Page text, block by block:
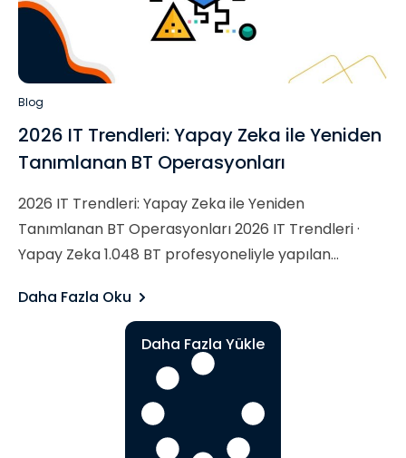
Blog
2026 IT Trendleri: Yapay Zeka ile Yeniden
Tanımlanan BT Operasyonları​
2026 IT Trendleri: Yapay Zeka ile Yeniden
Tanımlanan BT Operasyonları 2026 IT Trendleri ·
Yapay Zeka 1.048 BT profesyoneliyle yapılan...
Daha Fazla Oku
Daha Fazla Yükle